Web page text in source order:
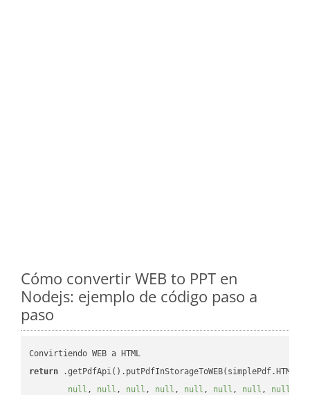
Cómo convertir WEB to PPT en
Nodejs: ejemplo de código paso a
paso
return
null , null , null , null , null , null , null , null